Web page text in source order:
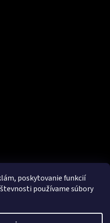
poskytovanie funkcií
používame súbory